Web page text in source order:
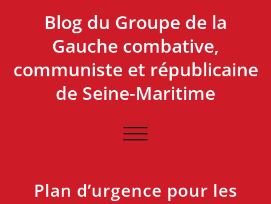
Blog du Groupe de la
Gauche combative,
communiste et républicaine
de Seine-Maritime
Afficher/masquer
Plan d’urgence pour les